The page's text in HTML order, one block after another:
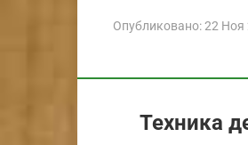
Опубликовано:22 Ноя
Техника